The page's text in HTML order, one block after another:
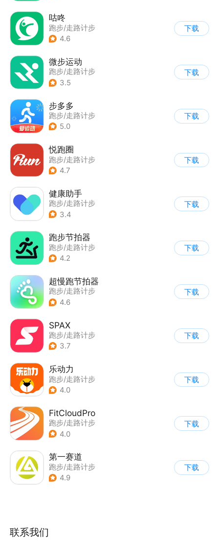
咕咚
跑步/走路计步
4.6
下载
微步运动
跑步/走路计步
3.5
下载
步多多
跑步/走路计步
5.0
下载
悦跑圈
跑步/走路计步
4.7
下载
健康助手
跑步/走路计步
3.4
下载
跑步节拍器
跑步/走路计步
4.2
下载
超慢跑节拍器
跑步/走路计步
4.6
下载
SPAX
跑步/走路计步
3.7
下载
乐动力
跑步/走路计步
4.0
下载
FitCloudPro
跑步/走路计步
4.0
下载
第一赛道
跑步/走路计步
| 运动社区
4.9
下载
联系我们